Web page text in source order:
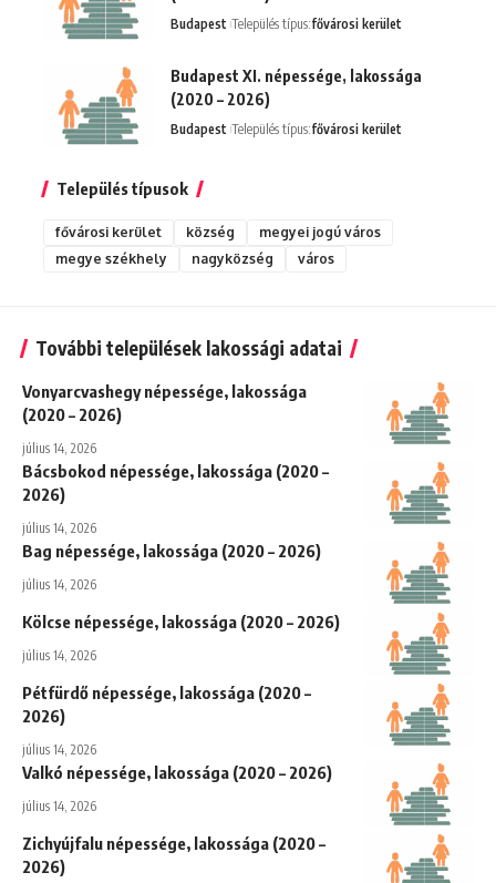
Budapest Település típus:fővárosi kerület
Budapest XI. népessége, lakossága
(2020 – 2026)
Budapest Település típus:fővárosi kerület
Település típusok
fővárosi kerület község
megyei jogú város
megye székhely
nagyközség város
További települések lakossági adatai
Vonyarcvashegy népessége, lakossága
(2020 – 2026)
július 14, 2026
Bácsbokod népessége, lakossága (2020 –
2026)
július 14, 2026
Bag népessége, lakossága (2020 – 2026)
július 14, 2026
Kölcse népessége, lakossága (2020 – 2026)
július 14, 2026
Pétfürdő népessége, lakossága (2020 –
2026)
július 14, 2026
Valkó népessége, lakossága (2020 – 2026)
július 14, 2026
Zichyújfalu népessége, lakossága (2020 –
2026)